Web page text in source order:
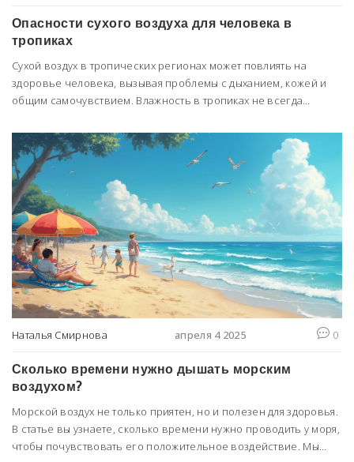
Опасности сухого воздуха для человека в
тропиках
Сухой воздух в тропических регионах может повлиять на
здоровье человека, вызывая проблемы с дыханием, кожей и
общим самочувствием. Влажность в тропиках не всегда
помещениях. В статье мы обсуждаем, как поддерживать
комфортный уровень влажности и избегать негативных
последствий сухого воздуха.
Наталья Смирнова апреля 4 2025 0
Сколько времени нужно дышать морским
воздухом?
Морской воздух не только приятен, но и полезен для здоровья.
В статье вы узнаете, сколько времени нужно проводить у моря,
чтобы почувствовать его положительное воздействие. Мы